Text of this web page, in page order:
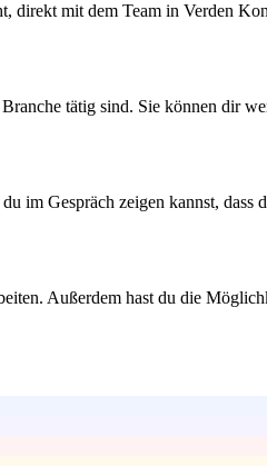
mit dem Team in Verden
tätig sind. Sie können dir
Gespräch zeigen kannst, dass
Außerdem hast du die